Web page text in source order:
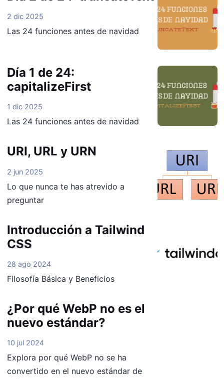
2 dic 2025
Las 24 funciones antes de navidad
Día 1 de 24:
capitalizeFirst
1 dic 2025
Las 24 funciones antes de navidad
URI, URL y URN
2 jun 2025
Lo que nunca te has atrevido a
preguntar
Introducción a Tailwind
CSS
28 ago 2024
Filosofía Básica y Beneficios
¿Por qué WebP no es el
nuevo estándar?
10 jul 2024
Explora por qué WebP no se ha
convertido en el nuevo estándar de